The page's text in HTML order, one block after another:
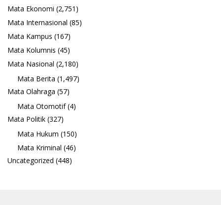
Mata Ekonomi (2,751)
Mata Internasional (85)
Mata Kampus (167)
Mata Kolumnis (45)
Mata Nasional (2,180)
Mata Berita (1,497)
Mata Olahraga (57)
Mata Otomotif(4)
Mata Politik (327)
Mata Hukum (150)
Mata Kriminal (46)
Uncategorized (448)